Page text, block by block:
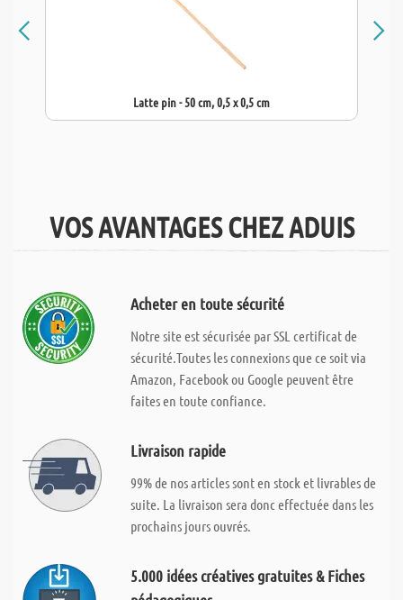
Latte pin - 50 cm, 0,5 x 0,5 cm
VOS AVANTAGES CHEZ ADUIS
Acheter en toute sécurité
Notre site est sécurisée par SSL certificat de
sécurité.Toutes les connexions que ce soit via
Amazon, Facebook ou Google peuvent être
faites en toute confiance.
Livraison rapide
99% de nos articles sont en stock et livrables de
suite. La livraison sera donc effectuée dans les
prochains jours ouvrés.
5.000 idées créatives gratuites & Fiches